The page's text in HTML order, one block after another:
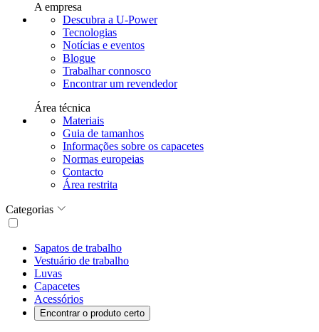
A empresa
Descubra a U-Power
Tecnologias
Notícias e eventos
Blogue
Trabalhar connosco
Encontrar um revendedor
Área técnica
Materiais
Guia de tamanhos
Informações sobre os capacetes
Normas europeias
Contacto
Área restrita
Categorias
Sapatos de trabalho
Vestuário de trabalho
Luvas
Capacetes
Acessórios
Encontrar o produto certo